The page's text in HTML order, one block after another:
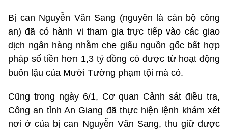
Bị can Nguyễn Văn Sang (nguyên là cán bộ công
an) đã có hành vi tham gia trực tiếp vào các giao
dịch ngân hàng nhằm che giấu nguồn gốc bất hợp
pháp số tiền hơn 1,3 tỷ đồng có được từ hoạt động
buôn lậu của Mười Tường phạm tội mà có.
Cũng trong ngày 6/1, Cơ quan Cảnh sát điều tra,
Công an tỉnh An Giang đã thực hiện lệnh khám xét
nơi ở của bị can Nguyễn Văn Sang, thu giữ được